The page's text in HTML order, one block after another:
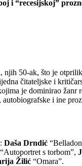
i “recesijskoj”
50-ak, što je
čitateljske i
je dominirao
i ine
Daša Drndić
s torbom”,
Žilić “Omara”.